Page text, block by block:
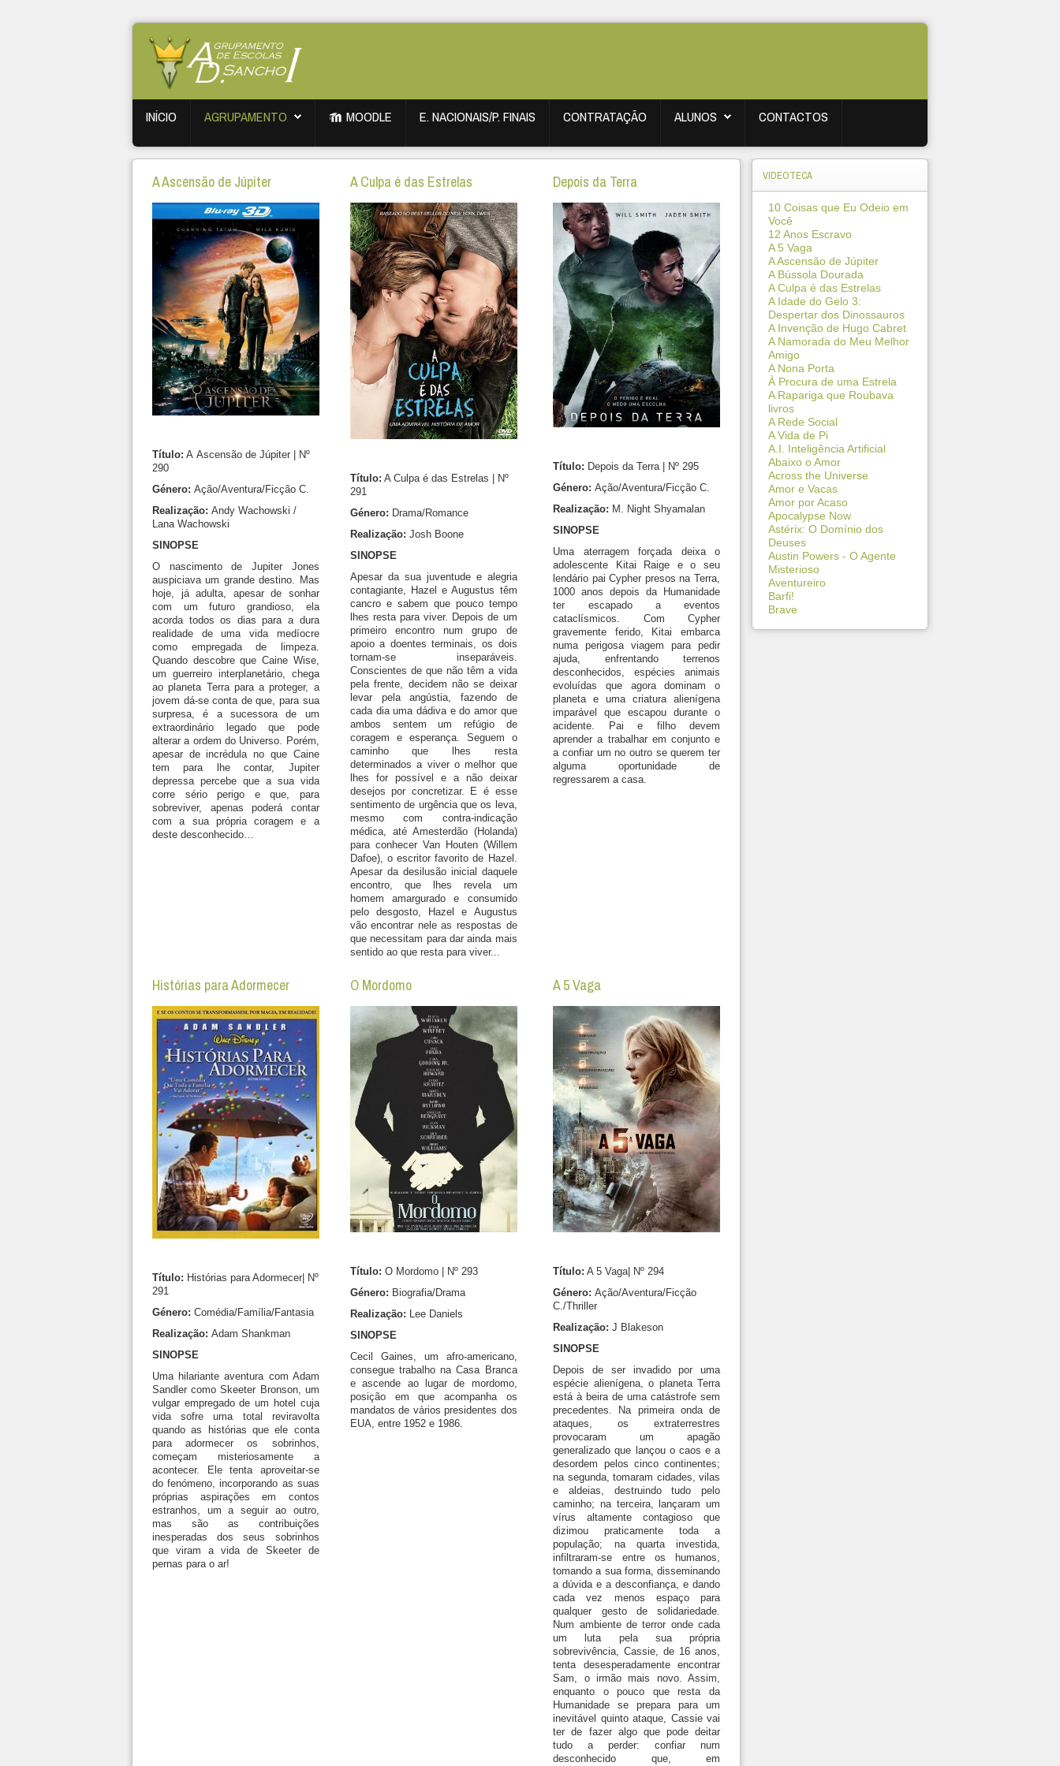
INÍCIO AGRUPAMENTO MOODLE E. NACIONAIS/P. FINAIS CONTRATAÇÃO ALUNOS CONTACTOS
A Ascensão de Júpiter
Título: A Ascensão de Júpiter | Nº
290
Género: Ação/Aventura/Ficção C.
Realização: Andy Wachowski /
Lana Wachowski
SINOPSE
O nascimento de Jupiter Jones
auspiciava um grande destino. Mas
hoje, já adulta, apesar de sonhar
com um futuro grandioso, ela
acorda todos os dias para a dura
realidade de uma vida medíocre
como empregada de limpeza.
Quando descobre que Caine Wise,
um guerreiro interplanetário, chega
ao planeta Terra para a proteger, a
jovem dá-se conta de que, para sua
surpresa, é a sucessora de um
extraordinário legado que pode
alterar a ordem do Universo. Porém,
apesar de incrédula no que Caine
tem para lhe contar, Jupiter
depressa percebe que a sua vida
corre sério perigo e que, para
sobreviver, apenas poderá contar
com a sua própria coragem e a
deste desconhecido…
A Culpa é das Estrelas
Título: A Culpa é das Estrelas | Nº
291
Género: Drama/Romance
Realização: Josh Boone
SINOPSE
Apesar da sua juventude e alegria
contagiante, Hazel e Augustus têm
cancro e sabem que pouco tempo
lhes resta para viver. Depois de um
primeiro encontro num grupo de
apoio a doentes terminais, os dois
tornam-se inseparáveis.
Conscientes de que não têm a vida
pela frente, decidem não se deixar
levar pela angústia, fazendo de
cada dia uma dádiva e do amor que
ambos sentem um refúgio de
coragem e esperança. Seguem o
caminho que lhes resta
determinados a viver o melhor que
lhes for possível e a não deixar
desejos por concretizar. E é esse
sentimento de urgência que os leva,
mesmo com contra-indicação
médica, até Amesterdão (Holanda)
para conhecer Van Houten (Willem
Dafoe), o escritor favorito de Hazel.
Apesar da desilusão inicial daquele
encontro, que lhes revela um
homem amargurado e consumido
pelo desgosto, Hazel e Augustus
vão encontrar nele as respostas de
que necessitam para dar ainda mais
sentido ao que resta para viver...
Depois da Terra
Título: Depois da Terra | Nº 295
Género: Ação/Aventura/Ficção C.
Realização: M. Night Shyamalan
SINOPSE
Uma aterragem forçada deixa o
adolescente Kitai Raige e o seu
lendário pai Cypher presos na Terra,
1000 anos depois da Humanidade
ter escapado a eventos
cataclísmicos. Com Cypher
gravemente ferido, Kitai embarca
numa perigosa viagem para pedir
ajuda, enfrentando terrenos
desconhecidos, espécies animais
evoluídas que agora dominam o
planeta e uma criatura alienígena
imparável que escapou durante o
acidente. Pai e filho devem
aprender a trabalhar em conjunto e
a confiar um no outro se querem ter
alguma oportunidade de
regressarem a casa.
Histórias para Adormecer
Título: Histórias para Adormecer| Nº
291
Género: Comédia/Família/Fantasia
Realização: Adam Shankman
SINOPSE
Uma hilariante aventura com Adam
Sandler como Skeeter Bronson, um
vulgar empregado de um hotel cuja
vida sofre uma total reviravolta
quando as histórias que ele conta
para adormecer os sobrinhos,
começam misteriosamente a
acontecer. Ele tenta aproveitar-se
do fenómeno, incorporando as suas
próprias aspirações em contos
estranhos, um a seguir ao outro,
mas são as contribuições
inesperadas dos seus sobrinhos
que viram a vida de Skeeter de
pernas para o ar!
O Mordomo
Título: O Mordomo | Nº 293
Género: Biografia/Drama
Realização: Lee Daniels
SINOPSE
Cecil Gaines, um afro-americano,
consegue trabalho na Casa Branca
e ascende ao lugar de mordomo,
posição em que acompanha os
mandatos de vários presidentes dos
EUA, entre 1952 e 1986.
A 5 Vaga
Título: A 5 Vaga| Nº 294
Género: Ação/Aventura/Ficção
C./Thriller
Realização:J Blakeson
SINOPSE
Depois de ser invadido por uma
espécie alienígena, o planeta Terra
está à beira de uma catástrofe sem
precedentes. Na primeira onda de
ataques, os extraterrestres
provocaram um apagão
generalizado que lançou o caos e a
desordem pelos cinco continentes;
na segunda, tomaram cidades, vilas
e aldeias, destruindo tudo pelo
caminho; na terceira, lançaram um
vírus altamente contagioso que
dizimou praticamente toda a
população; na quarta investida,
infiltraram-se entre os humanos,
tomando a sua forma, disseminando
a dúvida e a desconfiança, e dando
cada vez menos espaço para
qualquer gesto de solidariedade.
Num ambiente de terror onde cada
um luta pela sua própria
sobrevivência, Cassie, de 16 anos,
tenta desesperadamente encontrar
Sam, o irmão mais novo. Assim,
enquanto o pouco que resta da
Humanidade se prepara para um
inevitável quinto ataque, Cassie vai
ter de fazer algo que pode deitar
tudo a perder: confiar num
desconhecido que, em
VIDEOTECA
10 Coisas que Eu Odeio em
Você
12 Anos Escravo
A 5 Vaga
A Ascensão de Júpiter
A Bússola Dourada
A Culpa é das Estrelas
A Idade do Gelo 3:
Despertar dos Dinossauros
A Invenção de Hugo Cabret
A Namorada do Meu Melhor
Amigo
A Nona Porta
À Procura de uma Estrela
A Rapariga que Roubava
livros
A Rede Social
A Vida de Pi
A.I. Inteligência Artificial
Abaixo o Amor
Across the Universe
Amor e Vacas
Amor por Acaso
Apocalypse Now
Astérix: O Domínio dos
Deuses
Austin Powers - O Agente
Misterioso
Aventureiro
Barfi!
Brave